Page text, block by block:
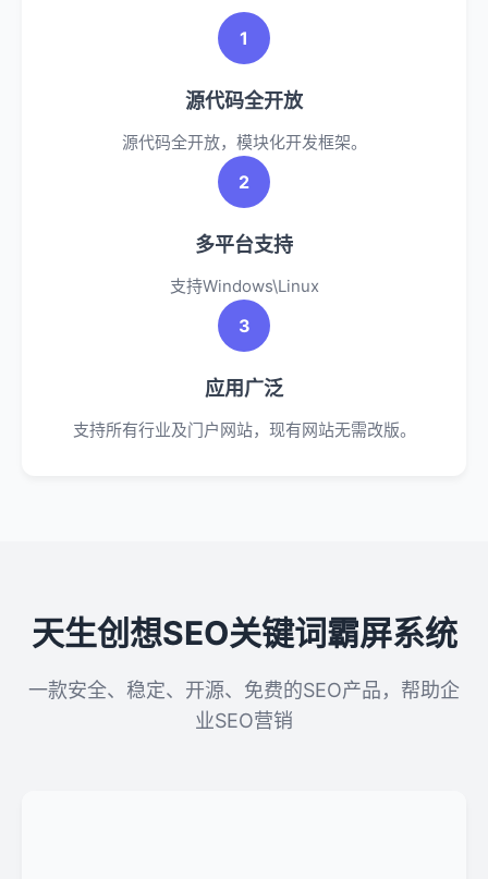
1
源代码全开放
源代码全开放，模块化开发框架。
2
多平台支持
支持Windows\Linux
3
应用广泛
支持所有行业及门户网站，现有网站无需改版。
天生创想SEO关键词霸屏系统
一款安全、稳定、开源、免费的SEO产品，帮助企
业SEO营销